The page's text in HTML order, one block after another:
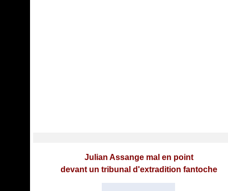
Julian Assange mal en point
devant un tribunal d'extradition fantoche